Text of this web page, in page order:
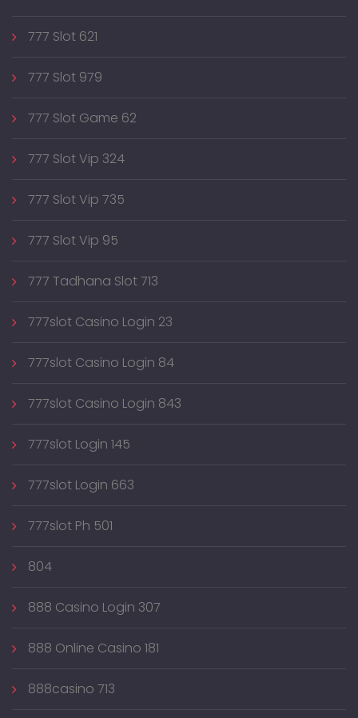
777 Slot 621
777 Slot 979
777 Slot Game 62
777 Slot Vip 324
777 Slot Vip 735
777 Slot Vip 95
777 Tadhana Slot 713
777slot Casino Login 23
777slot Casino Login 84
777slot Casino Login 843
777slot Login 145
777slot Login 663
777slot Ph 501
804
888 Casino Login 307
888 Online Casino 181
888casino 713